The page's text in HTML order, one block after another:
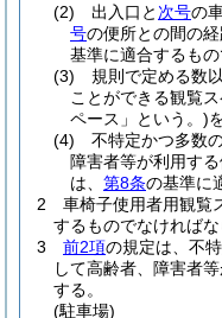
(2)
出入口と 次号の
号の便所との間の
基準に適合するもの
(3)
規則で定める数
ことができる観覧
ペース」という。)
(4)
不特定かつ多数
障害者等が利用す
は、 第8条の基準に
2
車椅子使用者用観覧
するものでなければな
3
前2項の規定は、不
して高齢者、障害者
する。
(駐車場)